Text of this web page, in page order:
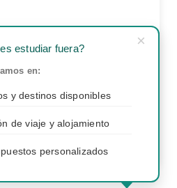
de Kaplan International
general se centran en el
de estudio estructurado te dan
de materiales de aprendizaje
COLLEGES AUSTRALIA
×
estudiar fuera?
en:
y destinos disponibles
de viaje y alojamiento
personalizados